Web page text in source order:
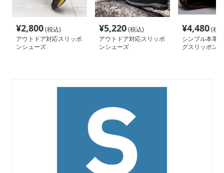
¥2,800(税込)
アウトドア対応スリッポ
ンシューズ
¥5,220(税込)
アウトドア対応スリッポ
ンシューズ
¥4,480(税
シンプル本革
グスリッポン